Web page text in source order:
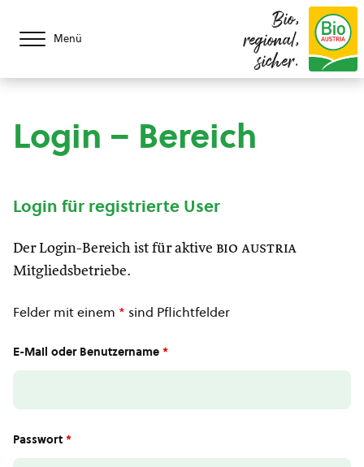
Menü
Bio,
regional,
sicher.
Login – Bereich
Login für registrierte User
Der Login-Bereich ist für aktive bio austria
Mitgliedsbetriebe.
Felder mit einem * sind Pflichtfelder
E-Mail oder Benutzername *
Passwort *